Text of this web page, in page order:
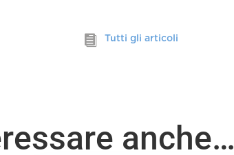
 Tutti gli articoli
anche…